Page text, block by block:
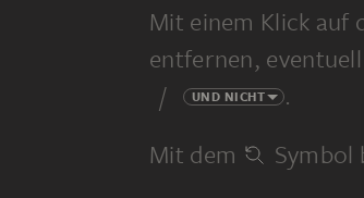
Mit einem Klick auf
entfernen,
/ UND NICHT
.
Mit dem
Symbol